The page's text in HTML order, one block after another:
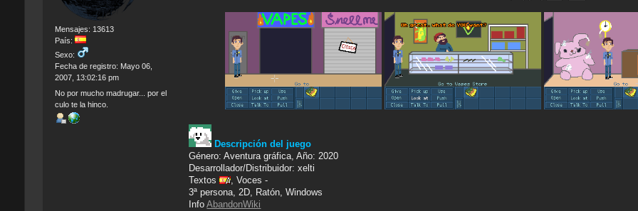
Mensajes: 13613
País:
Sexo:
Fecha de registro: Mayo 06,
2007, 13:02:16 pm
No por mucho madrugar... por el
culo te la hinco.
Descripción del juego
Género: Aventura gráfica, Año: 2020
Desarrollador/Distribuidor: xelti
Textos
, Voces -
3ª persona, 2D, Ratón, Windows
InfoAbandonWiki